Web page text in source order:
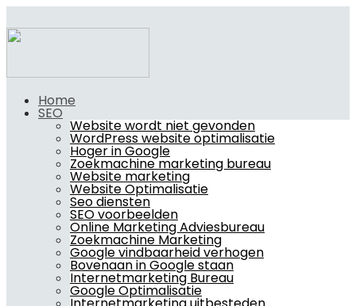
Home
SEO
Website wordt niet gevonden
WordPress website optimalisatie
Hoger in Google
Zoekmachine marketing bureau
Website marketing
Website Optimalisatie
Seo diensten
SEO voorbeelden
Online Marketing Adviesbureau
Zoekmachine Marketing
Google vindbaarheid verhogen
Bovenaan in Google staan
Internetmarketing Bureau
Google Optimalisatie